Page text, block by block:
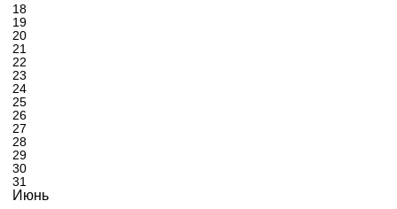
18
19
20
21
22
23
24
25
26
27
28
29
30
31
Июнь